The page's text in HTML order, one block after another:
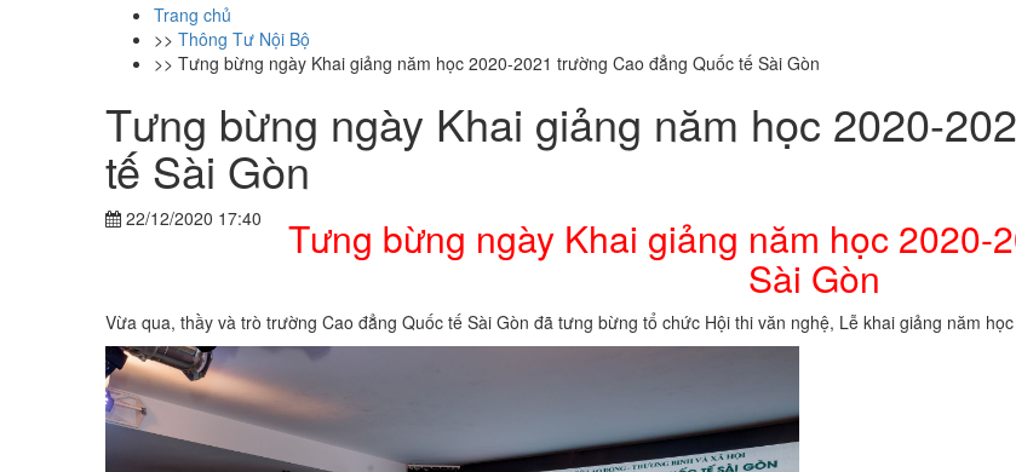
Trang chủ
>> Thông Tư Nội Bộ
>> Tưng bừng ngày Khai giảng năm học 2020-2021 trường Cao đẳng Quốc tế Sài Gòn
Tưng bừng ngày Khai giảng năm học 2020-
tế Sài Gòn
22/12/2020 17:40 Tưng bừng ngày Khai giảng năm học 2020-
Sài Gòn
Vừa qua, thầy và trò trường Cao đẳng Quốc tế Sài Gòn đã tưng bừng tổ chức Hội thi văn nghệ, Lễ khai giảng năm